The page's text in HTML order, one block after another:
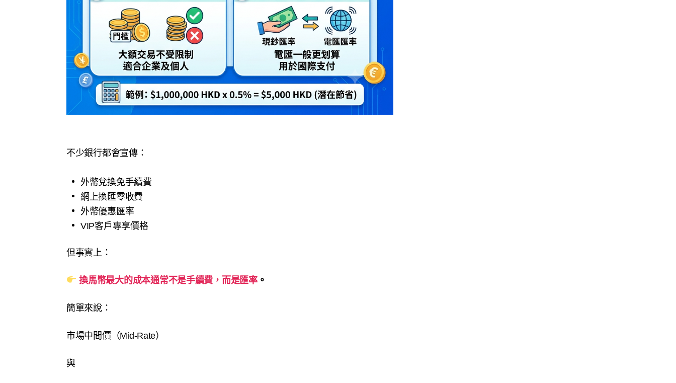
不少銀行都會宣傳：
外幣兌換免手續費
網上換匯零收費
外幣優惠匯率
VIP客戶專享價格
但事實上：
換馬幣最大的成本通常不是手續費，而是匯率。
簡單來說：
市場中間價（Mid-Rate）
與